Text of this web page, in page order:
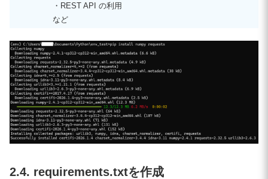
・REST API の利用
など
2.4. requirements.txtを作成